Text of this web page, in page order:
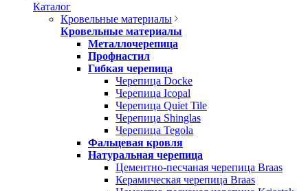
Каталог
Кровельные материалы
Кровельные материалы
Металлочерепица
Профнастил
Гибкая черепица
Черепица Docke
Черепица Icopal
Черепица Quiet Tile
Черепица Shinglas
Черепица Tegola
Фальцевая кровля
Натуральная черепица
Цементно-песчаная черепица Braas
Керамическая черепица Braas